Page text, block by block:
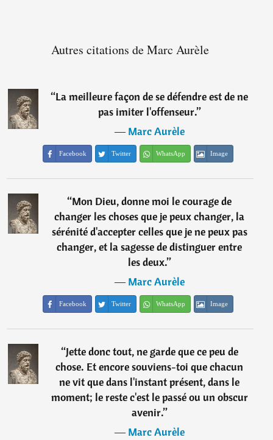
Autres citations de Marc Aurèle
“La meilleure façon de se défendre est de ne
pas imiter l'offenseur.”
―Marc Aurèle
Facebook Twitter WhatsApp Image
“Mon Dieu, donne moi le courage de
changer les choses que je peux changer, la
sérénité d'accepter celles que je ne peux pas
changer, et la sagesse de distinguer entre
les deux.”
―Marc Aurèle
Facebook Twitter WhatsApp Image
“Jette donc tout, ne garde que ce peu de
chose. Et encore souviens-toi que chacun
ne vit que dans l'instant présent, dans le
moment; le reste c'est le passé ou un obscur
avenir.”
―Marc Aurèle